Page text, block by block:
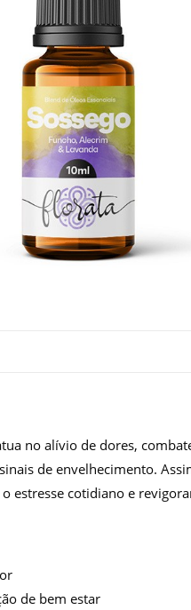
no alívio de dores,
de envelhecimento.
estresse cotidiano e
de bem estar